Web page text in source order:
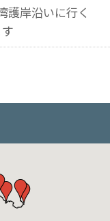
岸沿いに行く